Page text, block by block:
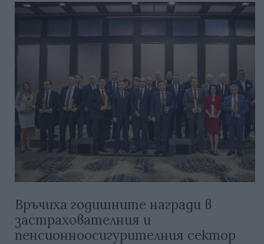
Връчиха годишните награди в
застрахователния и
пенсионноосигурителния сектор